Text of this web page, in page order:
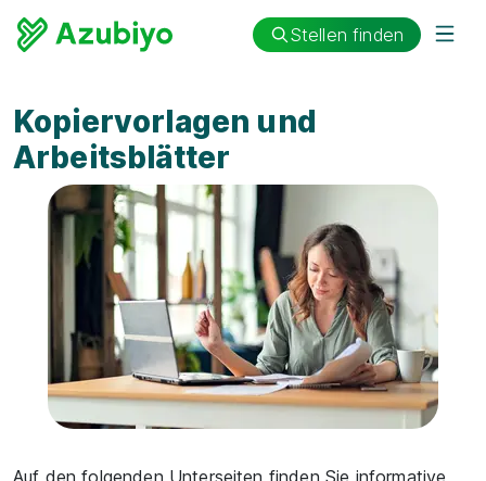
Stellen finden
Kopiervorlagen und
Arbeitsblätter
Auf den folgenden Unterseiten finden Sie informative